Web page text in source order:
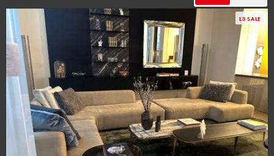
L3 SALE